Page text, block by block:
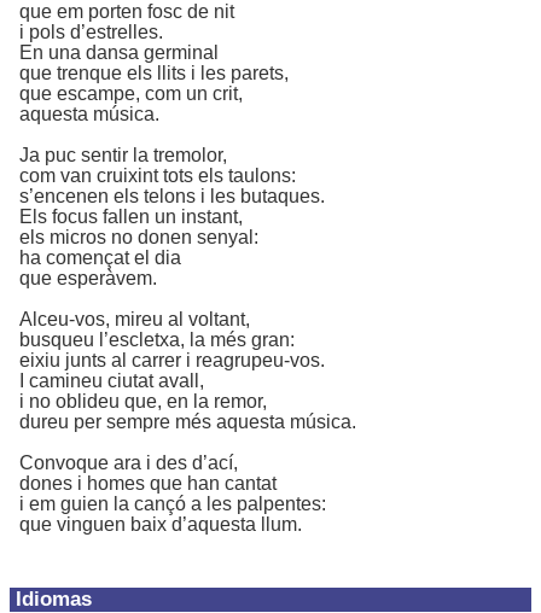
Idiomas
que em porten fosc de nit
i pols d’estrelles.
En una dansa germinal
que trenque els llits i les parets,
que escampe, com un crit,
aquesta música.
Ja puc sentir la tremolor,
com van cruixint tots els taulons:
s’encenen els telons i les butaques.
Els focus fallen un instant,
els micros no donen senyal:
ha començat el dia
que esperàvem.
Alceu-vos, mireu al voltant,
busqueu l’escletxa, la més gran:
eixiu junts al carrer i reagrupeu-vos.
I camineu ciutat avall,
i no oblideu que, en la remor,
dureu per sempre més aquesta música.
Convoque ara i des d’ací,
dones i homes que han cantat
i em guien la cançó a les palpentes:
que vinguen baix d’aquesta llum.